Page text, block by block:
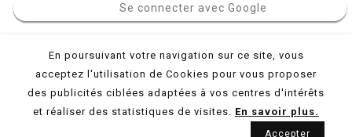
Se connecter avec Google
En poursuivant votre navigation sur ce site, vous
acceptez l'utilisation de Cookies pour vous proposer
des publicités ciblées adaptées à vos centres d'intérêts
et réaliser des statistiques de visites. En savoir plus.
Accepter